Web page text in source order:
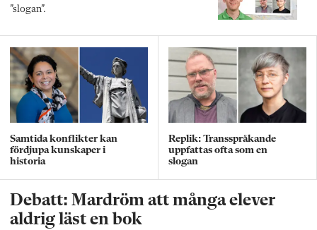
”slogan”.
Samtida konflikter kan
fördjupa kunskaper i
historia
Replik: Transspråkande
uppfattas ofta som en
slogan
Debatt: Mardröm att många elever
aldrig läst en bok